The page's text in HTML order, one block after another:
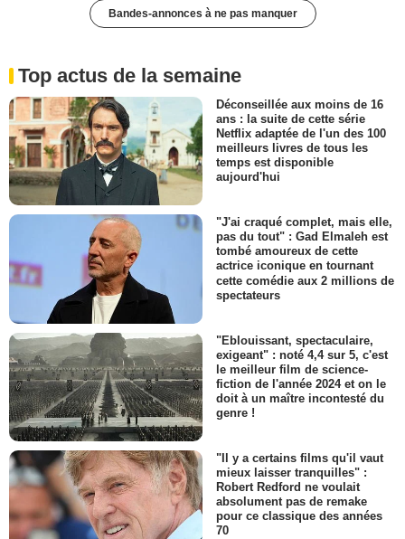
Bandes-annonces à ne pas manquer
Top actus de la semaine
Déconseillée aux moins de 16
ans : la suite de cette série
Netflix adaptée de l'un des 100
meilleurs livres de tous les
temps est disponible
aujourd'hui
"J'ai craqué complet, mais elle,
pas du tout" : Gad Elmaleh est
tombé amoureux de cette
actrice iconique en tournant
cette comédie aux 2 millions de
spectateurs
"Eblouissant, spectaculaire,
exigeant" : noté 4,4 sur 5, c'est
le meilleur film de science-
fiction de l'année 2024 et on le
doit à un maître incontesté du
genre !
"Il y a certains films qu'il vaut
mieux laisser tranquilles" :
Robert Redford ne voulait
absolument pas de remake
pour ce classique des années
70